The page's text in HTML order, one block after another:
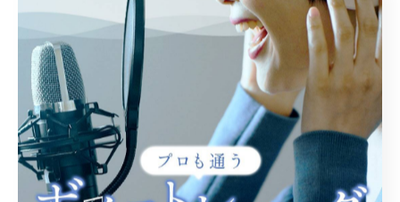
ンと実際の動作とのギャップに気づきやすくなります。
演技中は「うまく演じよう」という意識が強くなりがち
ですが、その気持ちが本来の感情表現を妨げてしまうこ
とがあります。まずはセリフや動作を丁寧に再現し、無
理に感情を作り込もうとせず、日常の自分に近い感覚で
演じることから始めましょう。世田谷区のワークショッ
プでは、こうした自然体を重視した指導が受けられる場